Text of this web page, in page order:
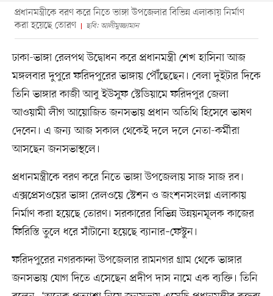
প্রধানমন্ত্রীকে বরণ করে নিতে ভাঙ্গা উপজেলার বিভিন্ন এলাকায় নির্মাণ
করা হয়েছে তোরণ
ছবি: আলীমুজ্জামান
ঢাকা-ভাঙ্গা রেলপথ উদ্বোধন করে প্রধানমন্ত্রী শেখ হাসিনা আজ
মঙ্গলবার দুপুরে ফরিদপুরের ভাঙ্গায় পৌঁছেছেন। বেলা দুইটার দিকে
তিনি ভাঙ্গার কাজী আবু ইউসুফ স্টেডিয়ামে ফরিদপুর জেলা
আওয়ামী লীগ আয়োজিত জনসভায় প্রধান অতিথি হিসেবে ভাষণ
দেবেন। এ জন্য আজ সকাল থেকেই দলে দলে নেতা-কর্মীরা
আসছেন জনসভাস্থলে।
প্রধানমন্ত্রীকে বরণ করে নিতে ভাঙ্গা উপজেলায় সাজ সাজ রব।
এক্সপ্রেসওয়ের ভাঙ্গা রেলওয়ে স্টেশন ও জংশনসংলগ্ন এলাকায়
নির্মাণ করা হয়েছে তোরণ। সরকারের বিভিন্ন উন্নয়নমূলক কাজের
ফিরিস্তি তুলে ধরে সাঁটানো হয়েছে ব্যানার–ফেস্টুন।
ফরিদপুরের নগরকান্দা উপজেলার রামনগর গ্রাম থেকে ভাঙ্গার
জনসভায় যোগ দিতে এসেছেন প্রদীপ দাস নামে এক ব্যক্তি। তিনি